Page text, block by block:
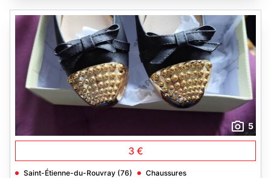
5
3 €
Saint-Étienne-du-Rouvray (76) Chaussures